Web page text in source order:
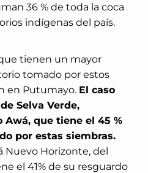
36 % de toda la coca
indígenas del país.
tienen un mayor
tomado por estos
en Putumayo. El caso
Selva Verde,
que tiene el 45 %
por estas siembras.
Nuevo Horizonte, del
el 41% de su resguardo